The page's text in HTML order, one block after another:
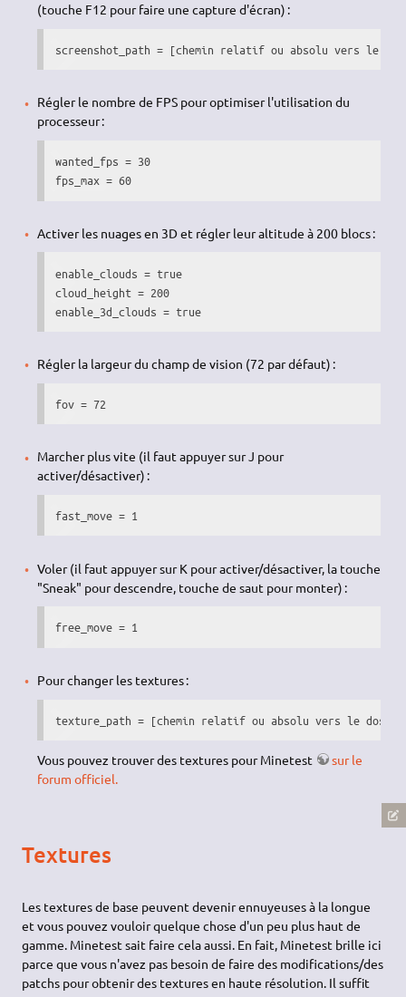
(touche F12 pour faire une capture d'écran) :
screenshot_path = [chemin relatif ou absolu vers le
Régler le nombre de FPS pour optimiser l'utilisation du
processeur :
wanted_fps = 30
fps_max = 60
Activer les nuages en 3D et régler leur altitude à 200 blocs :
enable_clouds = true
cloud_height = 200
enable_3d_clouds = true
Régler la largeur du champ de vision (72 par défaut) :
fov = 72
Marcher plus vite (il faut appuyer sur J pour
activer/désactiver) :
fast_move = 1
Voler (il faut appuyer sur K pour activer/désactiver, la touche
"Sneak" pour descendre, touche de saut pour monter) :
free_move = 1
Pour changer les textures :
texture_path = [chemin relatif ou absolu vers le
Vous pouvez trouver des textures pour Minetest
sur le
forum officiel.
Textures
Les textures de base peuvent devenir ennuyeuses à la longue
et vous pouvez vouloir quelque chose d'un peu plus haut de
gamme. Minetest sait faire cela aussi. En fait, Minetest brille ici
parce que vous n'avez pas besoin de faire des modifications/des
patchs pour obtenir des textures en haute résolution. Il suffit